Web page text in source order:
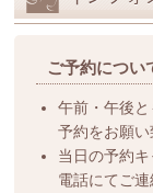
ご予約につい
午前・午後
予約をお願い
当日の予約
電話にてご連